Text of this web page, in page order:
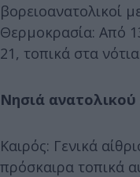
βορειοανατολικοί
Θερμοκρασία: Από
21, τοπικά στα
Νησιά
Καιρός: Γενικά
πρόσκαιρα τοπικά